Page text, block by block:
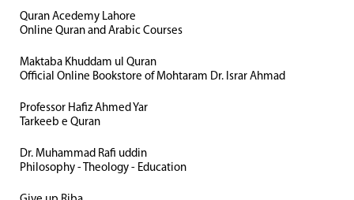
Quran Acedemy Lahore
Online Quran and Arabic Courses
Maktaba Khuddam ul Quran
Official Online Bookstore of Mohtaram Dr. Israr Ahmad
Professor Hafiz Ahmed Yar
Tarkeeb e Quran
Dr. Muhammad Rafi uddin
Philosophy - Theology - Education